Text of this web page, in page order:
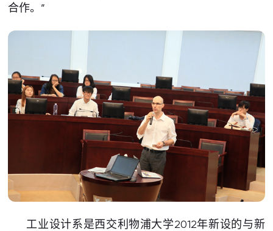
合作。”
工业设计系是西交利物浦大学2012年新设的与新